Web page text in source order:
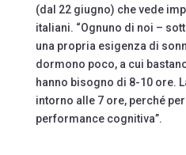
(dal 22 giugno) che vede
italiani. “Ognuno di noi –
una propria esigenza di
dormono poco, a cui
hanno bisogno di 8-10 ore.
intorno alle 7 ore, perché
performance cognitiva”.